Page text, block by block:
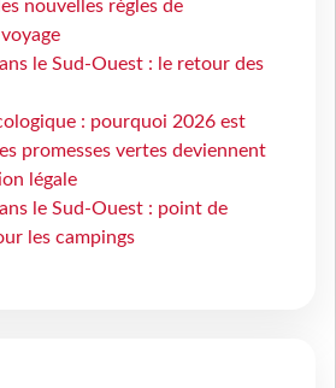
nouvelles règles de
le Sud-Ouest : le retour des
: pourquoi 2026 est
promesses vertes deviennent
légale
le Sud-Ouest : point de
les campings